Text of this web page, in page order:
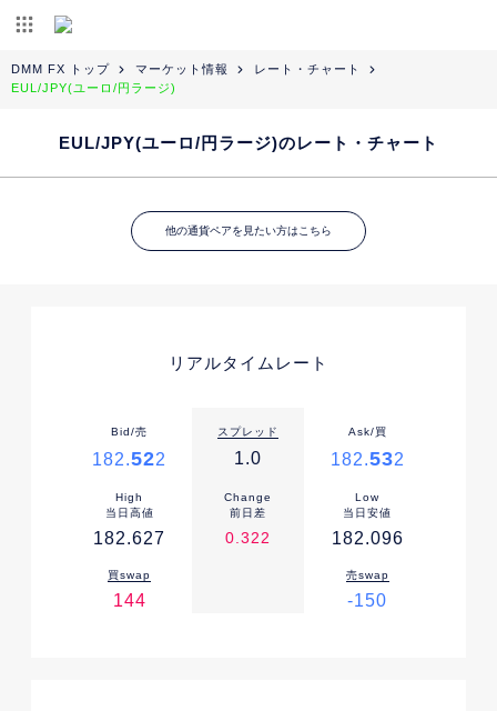
DMM FX トップ マーケット情報
レート・チャート
EUL/JPY(ユーロ/円ラージ)
EUL/JPY(ユーロ/円ラージ)のレート・チャート
他の通貨ペアを見たい方はこちら
リアルタイムレート
Bid/売 スプレッド Ask/買
182.522 1.0 182.532
High
当日高値
Change
前日差
Low
当日安値
182.627 0.322 182.096
買swap 売swap
144 -150